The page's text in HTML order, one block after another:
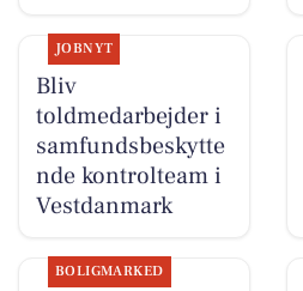
JOBNYT
Bliv
toldmedarbejder i
samfundsbeskytte
nde kontrolteam i
Vestdanmark
BOLIGMARKED